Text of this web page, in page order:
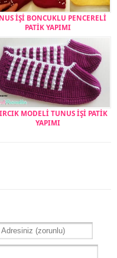
İŞİ BONCUKLU PENCERELİ
PATİK YAPIMI
MODELİ TUNUS İŞİ PATİK
YAPIMI